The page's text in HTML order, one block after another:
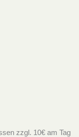
zzgl. 10€ am Tag